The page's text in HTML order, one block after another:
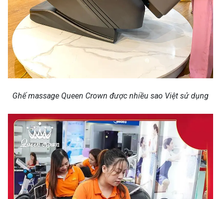
Ghế massage Queen Crown được nhiều sao Việt sử dụng